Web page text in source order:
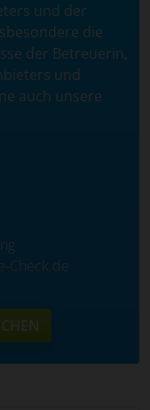
und der
die
der Betreuerin,
und
auch unsere
Check.de